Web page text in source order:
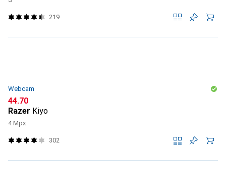
219
Webcam
CHF
44.70
Razer Kiyo
4 Mpx
302